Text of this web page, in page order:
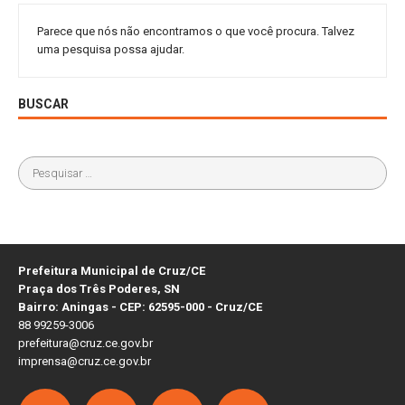
Parece que nós não encontramos o que você procura. Talvez
uma pesquisa possa ajudar.
BUSCAR
Prefeitura Municipal de Cruz/CE
Praça dos Três Poderes, SN
Bairro: Aningas - CEP: 62595-000 - Cruz/CE
88 99259-3006
prefeitura@cruz.ce.gov.br
imprensa@cruz.ce.gov.br